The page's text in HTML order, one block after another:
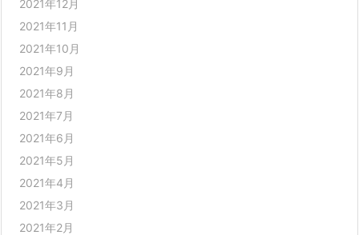
2021年12月
2021年11月
2021年10月
2021年9月
2021年8月
2021年7月
2021年6月
2021年5月
2021年4月
2021年3月
2021年2月